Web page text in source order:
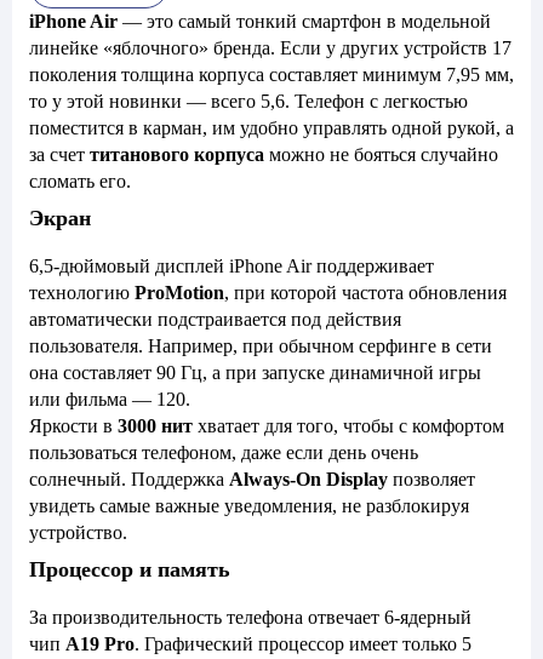
iPhone Air — это самый тонкий смартфон в модельной
линейке «яблочного» бренда. Если у других устройств 17
поколения толщина корпуса составляет минимум 7,95 мм,
то у этой новинки — всего 5,6. Телефон с легкостью
поместится в карман, им удобно управлять одной рукой, а
за счет титанового корпуса можно не бояться случайно
сломать его.
Экран
6,5-дюймовый дисплей iPhone Air поддерживает
технологию ProMotion, при которой частота обновления
автоматически подстраивается под действия
пользователя. Например, при обычном серфинге в сети
она составляет 90 Гц, а при запуске динамичной игры
или фильма — 120.
Яркости в 3000 нит хватает для того, чтобы с комфортом
пользоваться телефоном, даже если день очень
солнечный. Поддержка Always-On Display позволяет
увидеть самые важные уведомления, не разблокируя
устройство.
Процессор и память
За производительность телефона отвечает 6-ядерный
чип A19 Pro. Графический процессор имеет только 5